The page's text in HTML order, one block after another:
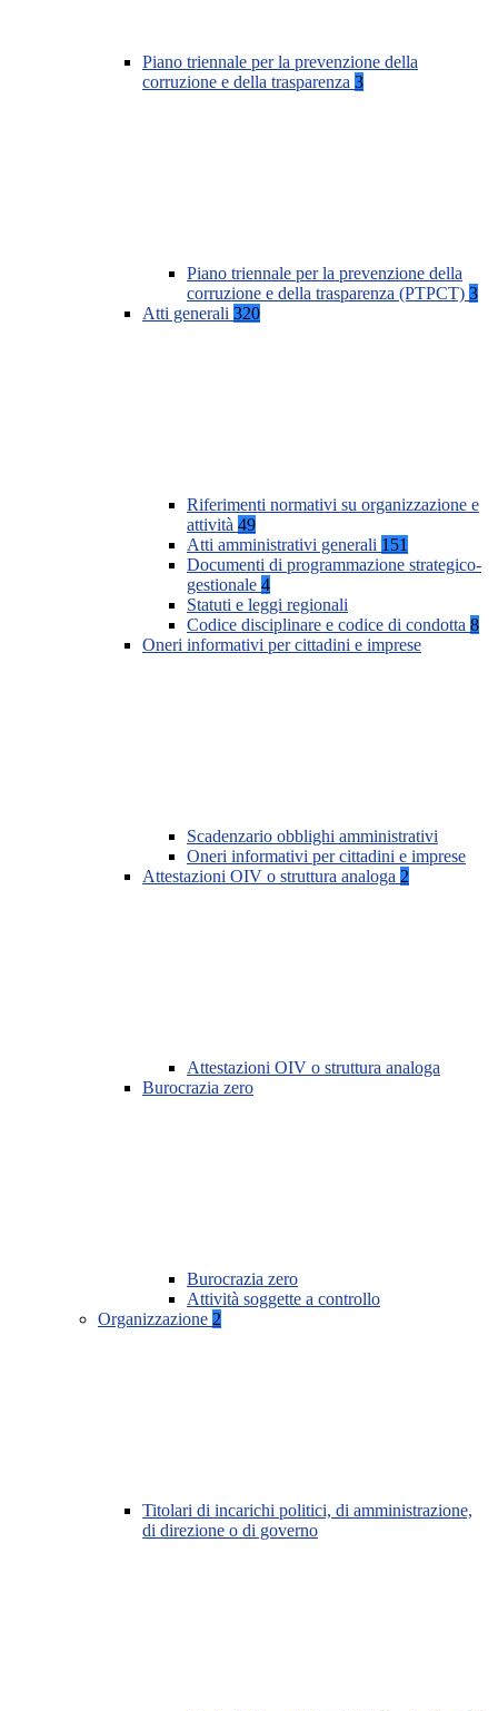
Piano triennale per la prevenzione della
corruzione e della trasparenza 3
Piano triennale per la prevenzione della
corruzione e della trasparenza (PTPCT) 3
Atti generali 320
Riferimenti normativi su organizzazione e
attività 49
Atti amministrativi generali 151
Documenti di programmazione strategico-
gestionale 4
Statuti e leggi regionali
Codice disciplinare e codice di condotta 8
Oneri informativi per cittadini e imprese
Scadenzario obblighi amministrativi
Oneri informativi per cittadini e imprese
Attestazioni OIV o struttura analoga 2
Attestazioni OIV o struttura analoga
Burocrazia zero
Burocrazia zero
Attività soggette a controllo
Organizzazione 2
Titolari di incarichi politici, di amministrazione,
di direzione o di governo